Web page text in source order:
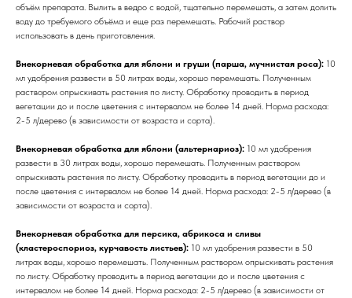
объём препарата. Вылить в ведро с водой, тщательно перемешать, а затем долить
воду до требуемого объёма и еще раз перемешать. Рабочий раствор
использовать в день приготовления.
Внекорневая обработка для яблони и груши (парша, мучнистая роса): 10
мл удобрения развести в 50 литрах воды, хорошо перемешать. Полученным
раствором опрыскивать растения по листу. Обработку проводить в период
вегетации до и после цветения с интервалом не более 14 дней. Норма расхода:
2-5 л/дерево (в зависимости от возраста и сорта).
Внекорневая обработка для яблони (альтернариоз): 10 мл удобрения
развести в 30 литрах воды, хорошо перемешать. Полученным раствором
опрыскивать растения по листу. Обработку проводить в период вегетации до и
после цветения с интервалом не более 14 дней. Норма расхода: 2-5 л/дерево (в
зависимости от возраста и сорта).
Внекорневая обработка для персика, абрикоса и сливы
(кластероспориоз, курчавость листьев): 10 мл удобрения развести в 50
литрах воды, хорошо перемешать. Полученным раствором опрыскивать растения
по листу. Обработку проводить в период вегетации до и после цветения с
интервалом не более 14 дней. Норма расхода: 2-5 л/дерево (в зависимости от